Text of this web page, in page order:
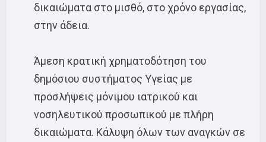
δικαιώματα στο μισθό, στο χρόνο εργασίας,
στην άδεια.
Άμεση κρατική χρηματοδότηση του
δημόσιου συστήματος Υγείας με
προσλήψεις μόνιμου ιατρικού και
νοσηλευτικού προσωπικού με πλήρη
δικαιώματα. Κάλυψη όλων των αναγκών σε